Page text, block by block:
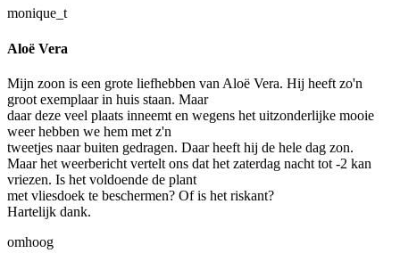
monique_t
Aloë Vera
Mijn zoon is een grote liefhebben van Aloë Vera. Hij heeft zo'n
groot exemplaar in huis staan. Maar
daar deze veel plaats inneemt en wegens het uitzonderlijke mooie
weer hebben we hem met z'n
tweetjes naar buiten gedragen. Daar heeft hij de hele dag zon.
Maar het weerbericht vertelt ons dat het zaterdag nacht tot -2 kan
vriezen. Is het voldoende de plant
met vliesdoek te beschermen? Of is het riskant?
Hartelijk dank.
omhoog